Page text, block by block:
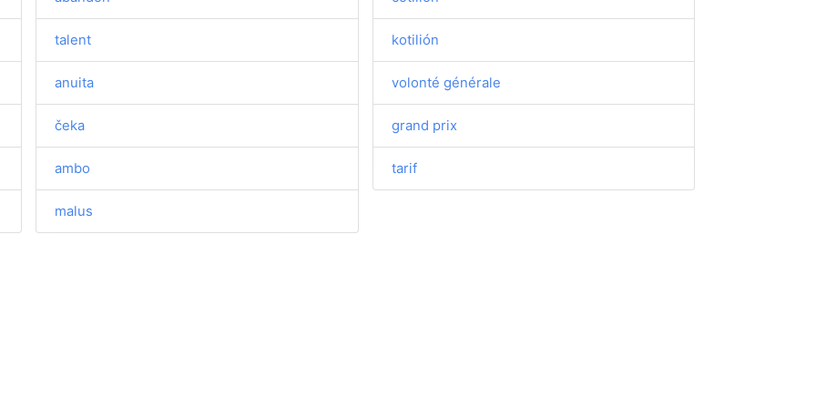
talent
anuita
čeka
ambo
malus
kotilión
volonté générale
grand prix
tarif